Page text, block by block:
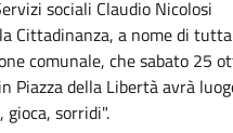
sociali Claudio Nicolosi
Cittadinanza, a nome di tutta
comunale, che sabato 25
Piazza della Libertà avrà
gioca, sorridi".